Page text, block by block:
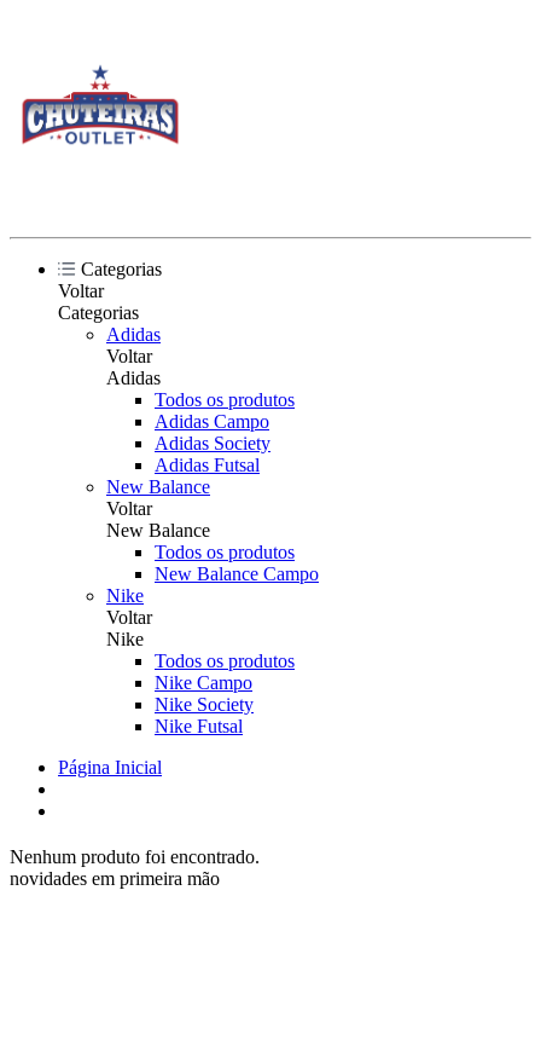
Categorias
Voltar
Categorias
Adidas
Voltar
Adidas
Todos os produtos
Adidas Campo
Adidas Society
Adidas Futsal
New Balance
Voltar
New Balance
Todos os produtos
New Balance Campo
Nike
Voltar
Nike
Todos os produtos
Nike Campo
Nike Society
Nike Futsal
Página Inicial
Nenhum produto foi encontrado.
novidades em primeira mão